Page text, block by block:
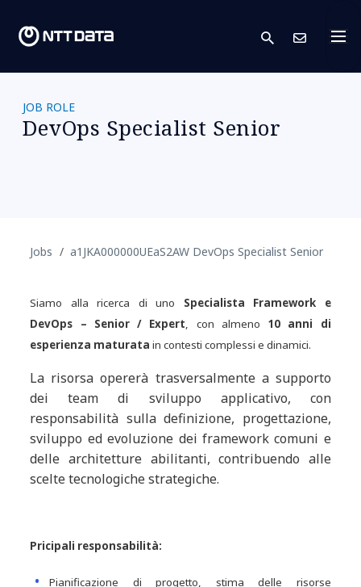
search
JOB ROLE
DevOps Specialist Senior
Jobs a1JKA000000UEaS2AW DevOps Specialist Senior
Siamo alla ricerca di uno Specialista Framework e
DevOps – Senior / Expert, con almeno 10 anni di
esperienza maturata in contesti complessi e dinamici.
La risorsa opererà trasversalmente a supporto
dei team di sviluppo applicativo, con
responsabilità sulla definizione, progettazione,
sviluppo ed evoluzione dei framework comuni e
delle architetture abilitanti, contribuendo alle
scelte tecnologiche strategiche.
Pricipali responsabilità:
Pianificazione di progetto, stima delle risorse